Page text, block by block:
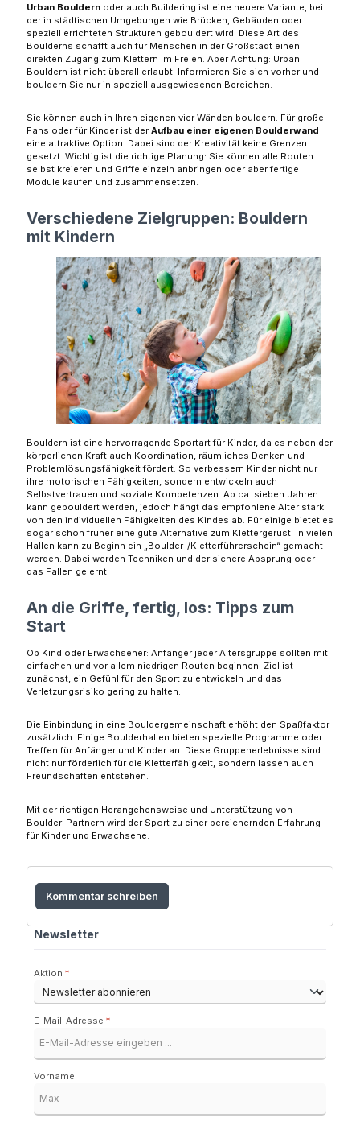
Urban Bouldern oder auch Buildering ist eine neuere Variante, bei
der in städtischen Umgebungen wie Brücken, Gebäuden oder
speziell errichteten Strukturen gebouldert wird. Diese Art des
Boulderns schafft auch für Menschen in der Großstadt einen
direkten Zugang zum Klettern im Freien. Aber Achtung: Urban
Bouldern ist nicht überall erlaubt. Informieren Sie sich vorher und
bouldern Sie nur in speziell ausgewiesenen Bereichen.
Sie können auch in Ihren eigenen vier Wänden bouldern. Für große
Fans oder für Kinder ist der Aufbau einer eigenen Boulderwand
eine attraktive Option. Dabei sind der Kreativität keine Grenzen
gesetzt. Wichtig ist die richtige Planung: Sie können alle Routen
selbst kreieren und Griffe einzeln anbringen oder aber fertige
Module kaufen und zusammensetzen.
Verschiedene Zielgruppen: Bouldern
mit Kindern
Bouldern ist eine hervorragende Sportart für Kinder, da es neben der
körperlichen Kraft auch Koordination, räumliches Denken und
Problemlösungsfähigkeit fördert. So verbessern Kinder nicht nur
ihre motorischen Fähigkeiten, sondern entwickeln auch
Selbstvertrauen und soziale Kompetenzen. Ab ca. sieben Jahren
kann gebouldert werden, jedoch hängt das empfohlene Alter stark
von den individuellen Fähigkeiten des Kindes ab. Für einige bietet es
sogar schon früher eine gute Alternative zum Klettergerüst. In vielen
Hallen kann zu Beginn ein „Boulder-/Kletterführerschein“ gemacht
werden. Dabei werden Techniken und der sichere Absprung oder
das Fallen gelernt.
An die Griffe, fertig, los: Tipps zum
Start
Ob Kind oder Erwachsener: Anfänger jeder Altersgruppe sollten mit
einfachen und vor allem niedrigen Routen beginnen. Ziel ist
zunächst, ein Gefühl für den Sport zu entwickeln und das
Verletzungsrisiko gering zu halten.
Die Einbindung in eine Bouldergemeinschaft erhöht den Spaßfaktor
zusätzlich. Einige Boulderhallen bieten spezielle Programme oder
Treffen für Anfänger und Kinder an. Diese Gruppenerlebnisse sind
nicht nur förderlich für die Kletterfähigkeit, sondern lassen auch
Freundschaften entstehen.
Mit der richtigen Herangehensweise und Unterstützung von
Boulder-Partnern wird der Sport zu einer bereichernden Erfahrung
für Kinder und Erwachsene.
Kommentar schreiben
Newsletter
Aktion *
E-Mail-Adresse *
Vorname